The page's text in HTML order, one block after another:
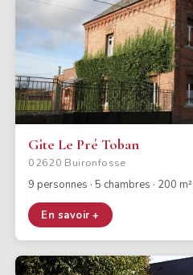
Gîte Le Pré Toban
02620 Buironfosse
9 personnes · 5 chambres · 200 m²
En savoir +